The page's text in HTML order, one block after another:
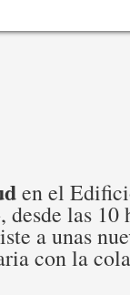
en el
las 10
a unas
con la